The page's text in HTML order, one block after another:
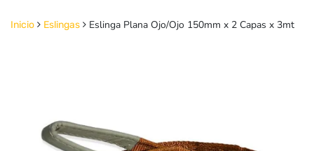
Inicio Eslingas Eslinga Plana Ojo/Ojo 150mm x 2 Capas x 3mt